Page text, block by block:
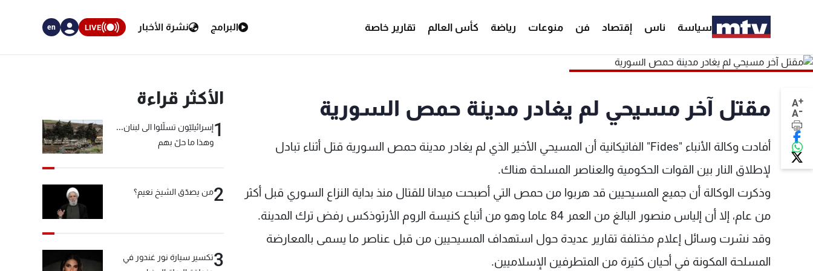
سياسة ناس إقتصاد فن منوعات رياضة كأس العالم تقارير خاصة البرامج نشرة الأخبار LIVE
en
A+
A- مقتل آخر مسيحي لم يغادر مدينة حمص السورية
أفادت وكالة الأنباء "Fides" الفاتيكانية أن المسيحي الأخير الذي لم يغادر مدينة حمص السورية قتل أثناء تبادل
لإطلاق النار بين القوات الحكومية والعناصر المسلحة هناك.
وذكرت الوكالة أن جميع المسيحيين قد هربوا من حمص التي أصبحت ميدانا للقتال منذ بداية النزاع السوري قبل أكثر
من عام، إلا أن إلياس منصور البالغ من العمر 84 عاما وهو من أتباع كنيسة الروم الأرثوذكس رفض ترك المدينة.
وقد نشرت وسائل إعلام مختلفة تقارير عديدة حول استهداف المسيحيين من قبل عناصر ما يسمى بالمعارضة
المسلحة المكونة في أحيان كثيرة من المتطرفين الإسلاميين.
الأكثر قراءة
1إسرائيليّون تسلّلوا الى لبنان...
وهذا ما حلّ بهم
2من يصدّق الشيخ نعيم؟
3تكسير سيارة نور غندور في